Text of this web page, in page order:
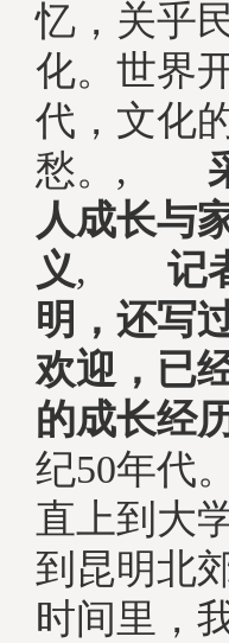
忆，关乎
化。世界
代，文化
愁。, 采
人成长与
义, 记者
明，还写
欢迎，已
的成长经
纪50年代
直上到大
到昆明北
时间里，